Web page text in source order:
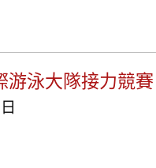
游泳大隊接力競賽